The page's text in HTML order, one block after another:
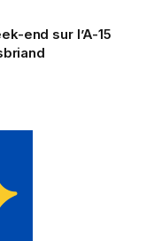
end sur l’A-15